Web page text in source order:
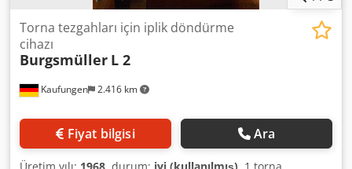
Kaufungen 2.416 km
Torna tezgahları için iplik döndürme
cihazı
Burgsmüller L 2
Fiyat bilgisi Ara